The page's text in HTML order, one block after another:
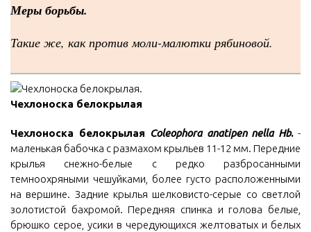
Меры борьбы.
Такие же, как против моли-малютки рябиновой.
Чехлоноска белокрылая
Чехлоноска белокрылая Coleophora anatipen nella Hb.-
маленькая бабочка с размахом крыльев 11-12 мм. Передние
крылья снежно-белые с редко разбросанными
темноохряными чешуйками, более густо расположенными
на вершине. Задние крылья шелковисто-серые со светлой
золотистой бахромой. Передняя спинка и голова белые,
брюшко серое, усики в чередующихся желтоватых и белых